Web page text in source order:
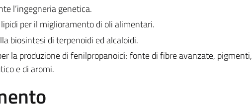
l’ingegneria genetica.
per il miglioramento di oli alimentari.
biosintesi di terpenoidi ed alcaloidi.
la produzione di fenilpropanoidi: fonte di fibre avanzate, pigmenti,
e di aromi.